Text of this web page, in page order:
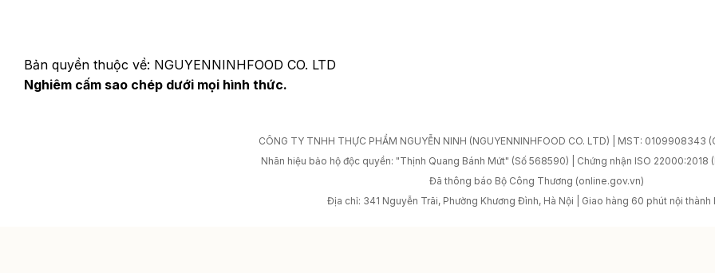
Bản quyền thuộc về: NGUYENNINHFOOD CO. LTD
Nghiêm cấm sao chép dưới mọi hình thức.
CÔNG TY TNHH THỰC PHẨM NGUYỄN NINH (NGUYENNINHFOOD CO. LTD) | MST: 0109908343
Nhãn hiệu bảo hộ độc quyền: "Thịnh Quang Bánh Mứt" (Số 568590) | Chứng nhận ISO 22000:2018
Đã thông báo Bộ Công Thương (online.gov.vn)
Địa chỉ: 341 Nguyễn Trãi, Phường Khương Đình, Hà Nội | Giao hàng 60 phút nội thành